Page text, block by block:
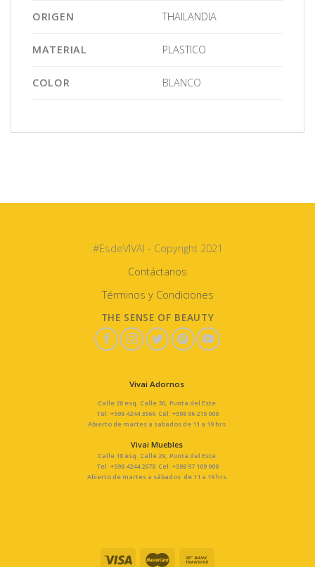
ORIGEN THAILANDIA
MATERIAL PLASTICO
COLOR BLANCO
#EsdeVIVAI - Copyright 2021
Contáctanos
Términos y Condiciones
THE SENSE OF BEAUTY
Vivai Adornos
Calle 20 esq. Calle 30, Punta del Este.
Tel: +598 4244 3566 Cel: +598 96 215 000
Abierto de martes a sabados de 11 a 19 hrs.
Vivai Muebles
Calle 18 esq. Calle 29, Punta del Este.
Tel: +598 4244 2678 Cel: +598 97 109 900
Abierto de martes a sábados de 11 a 19 hrs.